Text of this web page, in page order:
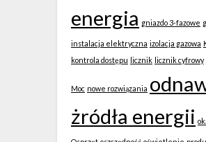
energia gniazdo 3-fazowe
instalacja elektryczna izolacja gazowa
kontrola dostępu licznik licznik cyfrowy
Moc nowe rozwiązania
żródła energii